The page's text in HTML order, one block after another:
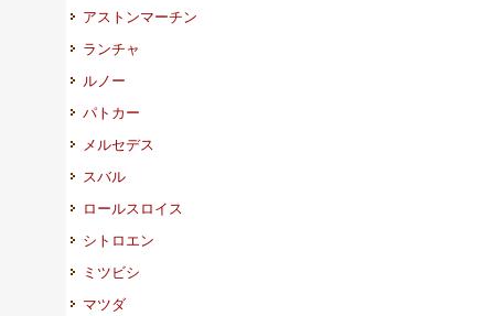
アストンマーチン
ランチャ
ルノー
パトカー
メルセデス
スバル
ロールスロイス
シトロエン
ミツビシ
マツダ